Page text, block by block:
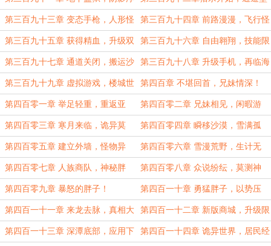
动！ 垒！
第三百九十三章 变态手枪，人形怪
物！
第三百九十四章 前路漫漫，飞行怪
物！
第三百九十五章 获得精血，升级双
翅！
第三百九十六章 自由翱翔，技能限
制！
第三百九十七章 通道关闭，搬运沙
漠！
第三百九十八章 升级手机，再临海
岛！
第三百九十九章 虚拟游戏，楼城世
界！
第四百章 不堪回首，兄妹情深！
第四百零一章 举足轻重，重返亚
盟！
第四百零二章 兄妹相见，闲暇游
玩！
第四百零三章 寒月来临，诡异莫
测！
第四百零四章 瞬移沙漠，雪满孤
城！
第四百零五章 建立外墙，怪物异
变！
第四百零六章 雪漫荒野，生计无
着！
第四百零七章 人族商队，神秘胖
子！
第四百零八章 众说纷纭，莫测神
术！
第四百零九章 暴怒的胖子！ 第四百一十章 勇猛胖子，以势压
人！
第四百一十一章 来龙去脉，真相大
白！
第四百一十二章 新版商城，升级限
制！
第四百一十三章 深潭底部，应用下 第四百一十四章 诡异世界，居民经